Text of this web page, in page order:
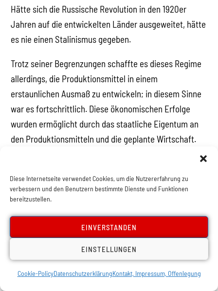
Diese Internetseite verwendet Cookies, um die Nutzererfahrung zu
verbessern und den Benutzern bestimmte Dienste und Funktionen
bereitzustellen.
EINVERSTANDEN
EINSTELLUNGEN
Cookie-PolicyDatenschutzerklärungKontakt, Impressum, Offenlegung
Hätte sich die Russische Revolution in den 1920er
Jahren auf die entwickelten Länder ausgeweitet, hätte
es nie einen Stalinismus gegeben.
Trotz seiner Begrenzungen schaffte es dieses Regime
allerdings, die Produktionsmittel in einem
erstaunlichen Ausmaß zu entwickeln; in diesem Sinne
war es fortschrittlich. Diese ökonomischen Erfolge
wurden ermöglicht durch das staatliche Eigentum an
den Produktionsmitteln und die geplante Wirtschaft.
die Wirtschaft eines rückständigen Landes entwickeln
könne, würde es einen gewissen Erfolg haben. Aber je
ausgeklügelter die Wirtschaft werde, desto mehr
würde die Bürokratie zu einer Fessel für ihre
Als die Wirtschaft wuchs, begann die Bürokratie einen